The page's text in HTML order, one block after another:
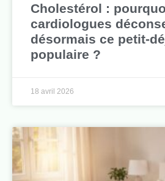
Cholestérol :
cardiologues
désormais ce petit-
populaire ?
18 avril 2026